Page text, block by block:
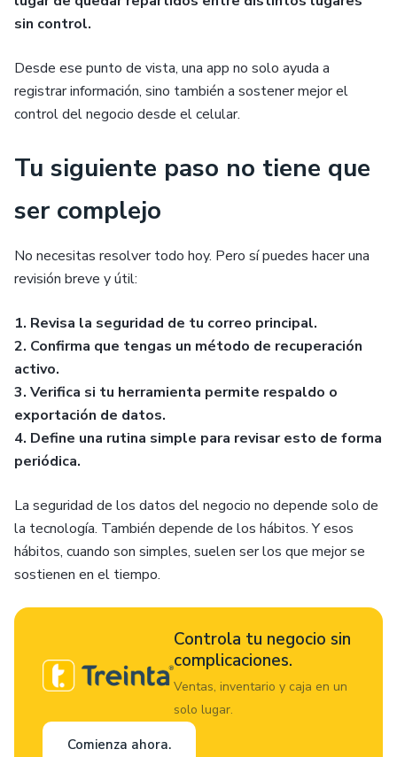
sin control.
Desde ese punto de vista, una app no solo ayuda a
registrar información, sino también a sostener mejor el
control del negocio desde el celular.
Tu siguiente paso no tiene que
ser complejo
No necesitas resolver todo hoy. Pero sí puedes hacer una
revisión breve y útil:
1. Revisa la seguridad de tu correo principal.
2. Confirma que tengas un método de recuperación
activo.
3. Verifica si tu herramienta permite respaldo o
exportación de datos.
4. Define una rutina simple para revisar esto de forma
periódica.
La seguridad de los datos del negocio no depende solo de
la tecnología. También depende de los hábitos. Y esos
hábitos, cuando son simples, suelen ser los que mejor se
sostienen en el tiempo.
Controla tu negocio sin
complicaciones.
Ventas, inventario y caja en un
solo lugar.
Comienza ahora.